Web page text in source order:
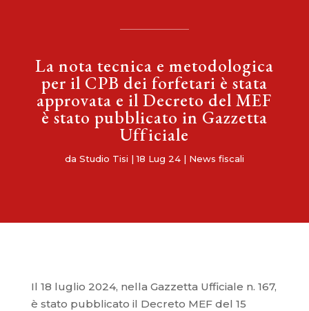
La nota tecnica e metodologica
per il CPB dei forfetari è stata
approvata e il Decreto del MEF
è stato pubblicato in Gazzetta
Ufficiale
da Studio Tisi |18 Lug 24| News fiscali
Il 18 luglio 2024, nella Gazzetta Ufficiale n. 167,
è stato pubblicato il Decreto MEF del 15